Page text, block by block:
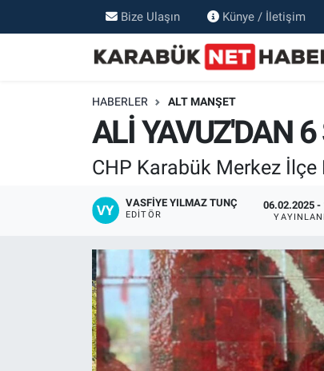
Bize Ulaşın Künye / İletişim
HABERLER ALT MANŞET
ALİ YAVUZ'DAN
CHP Karabük Merkez İlçe
VASFIYE YILMAZ TUNÇ
EDITÖR
06.02.2025 -